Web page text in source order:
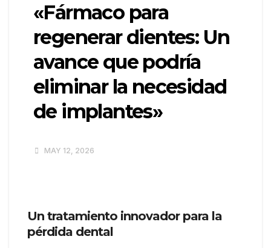
«Fármaco para
regenerar dientes: Un
avance que podría
eliminar la necesidad
de implantes»
MAY 12, 2026
Un tratamiento innovador para la
pérdida dental